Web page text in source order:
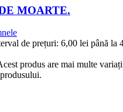
MOARTE.
de prețuri: 6,00 lei până la
produs are mai multe